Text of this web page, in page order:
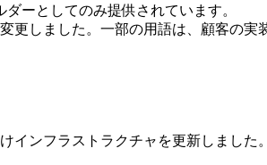
ーとしてのみ提供されています。
しました。一部の用語は、顧客の実
インフラストラクチャを更新しました